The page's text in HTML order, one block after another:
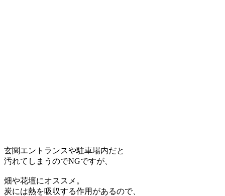
玄関エントランスや駐車場内だと
汚れてしまうのでNGですが、
畑や花壇にオススメ。
炭には熱を吸収する作用があるので、